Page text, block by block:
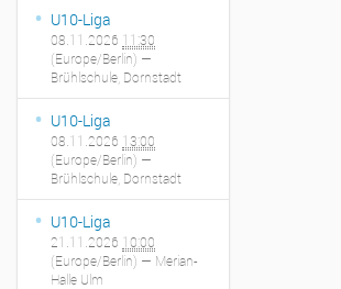
U10-Liga
08.11.2026 11:30
(Europe/Berlin) —
Brühlschule, Dornstadt
U10-Liga
08.11.2026 13:00
(Europe/Berlin) —
Brühlschule, Dornstadt
U10-Liga
21.11.2026 10:00
(Europe/Berlin) — Merian-
Halle Ulm